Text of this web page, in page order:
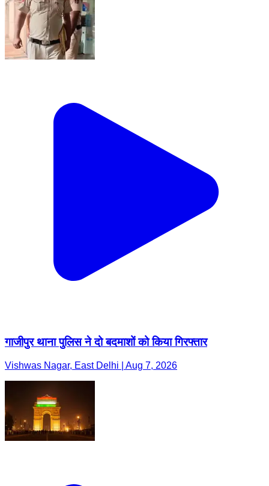
गाजीपुर थाना पुलिस ने दो बदमाशों को किया गिरफ्तार
Vishwas Nagar, East Delhi | Aug 7, 2026